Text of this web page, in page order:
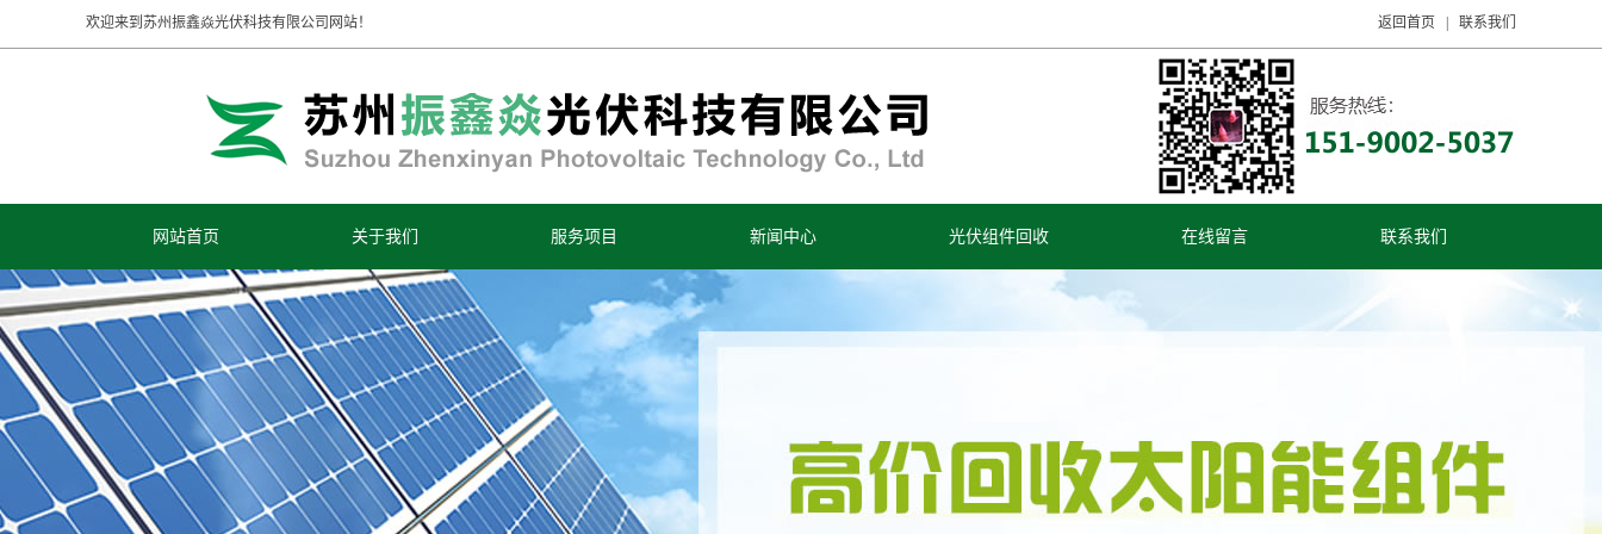
欢迎来到苏州振鑫焱光伏科技有限公司网站！ 返回首页 联系我们
网站首页 关于我们 服务项目 新闻中心 光伏组件回收 在线留言 联系我们